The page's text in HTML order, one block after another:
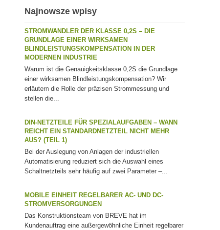
Najnowsze wpisy
STROMWANDLER DER KLASSE 0,2S – DIE
GRUNDLAGE EINER WIRKSAMEN
BLINDLEISTUNGSKOMPENSATION IN DER
MODERNEN INDUSTRIE
Warum ist die Genauigkeitsklasse 0,2S die Grundlage
einer wirksamen Blindleistungskompensation? Wir
erläutern die Rolle der präzisen Strommessung und
stellen die...
DIN-NETZTEILE FÜR SPEZIALAUFGABEN – WANN
REICHT EIN STANDARDNETZTEIL NICHT MEHR
AUS? (TEIL 1)
Bei der Auslegung von Anlagen der industriellen
Automatisierung reduziert sich die Auswahl eines
Schaltnetzteils sehr häufig auf zwei Parameter –...
MOBILE EINHEIT REGELBARER AC- UND DC-
STROMVERSORGUNGEN
Das Konstruktionsteam von BREVE hat im
Kundenauftrag eine außergewöhnliche Einheit regelbarer